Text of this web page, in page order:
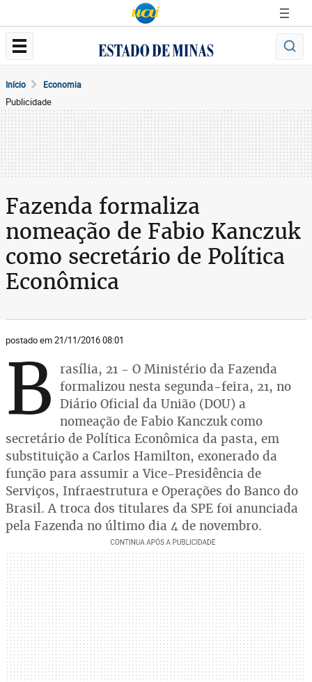
Início Economia
Publicidade
Fazenda formaliza
nomeação de Fabio Kanczuk
como secretário de Política
Econômica
postado em 21/11/2016 08:01
B rasília, 21 - O Ministério da Fazenda
formalizou nesta segunda-feira, 21, no
Diário Oficial da União (DOU) a
nomeação de Fabio Kanczuk como
secretário de Política Econômica da pasta, em
substituição a Carlos Hamilton, exonerado da
função para assumir a Vice-Presidência de
Serviços, Infraestrutura e Operações do Banco do
Brasil. A troca dos titulares da SPE foi anunciada
pela Fazenda no último dia 4 de novembro.